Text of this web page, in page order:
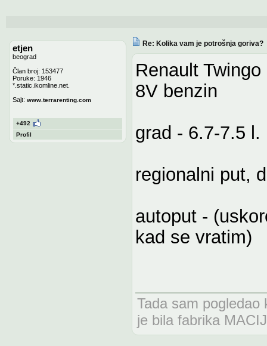
etjen
beograd
Član broj: 153477
Poruke: 1946
*.static.ikomline.net.
Sajt: www.terrarenting.com
+492
Profil
Re: Kolika vam je potrošnja goriva?
Renault
8V benzin
grad - 6.7-7.5 l.
regionalni put,
autoput -
kad se vratim)
Tada sam
je bila fabrika